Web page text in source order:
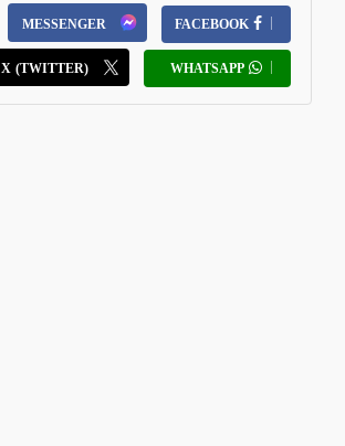
FACEBOOK
MESSENGER
WHATSAPP
X (TWITTER)